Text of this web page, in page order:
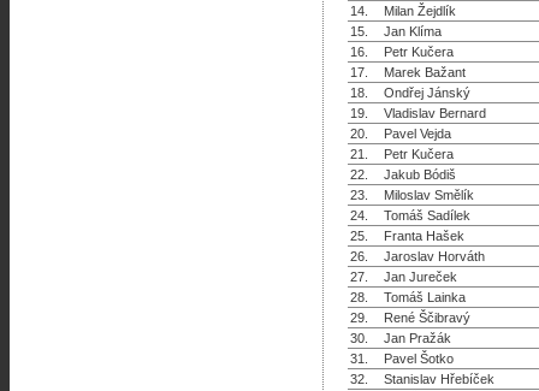
14.
Milan Žejdlík
15.
Jan Klíma
16.
Petr Kučera
17.
Marek Bažant
18.
Ondřej Jánský
19.
Vladislav Bernard
20.
Pavel Vejda
21.
Petr Kučera
22.
Jakub Bódiš
23.
Miloslav Smělík
24.
Tomáš Sadílek
25.
Franta Hašek
26.
Jaroslav Horváth
27.
Jan Jureček
28.
Tomáš Lainka
29.
René Ščibravý
30.
Jan Pražák
31.
Pavel Šotko
32.
Stanislav Hřebíček